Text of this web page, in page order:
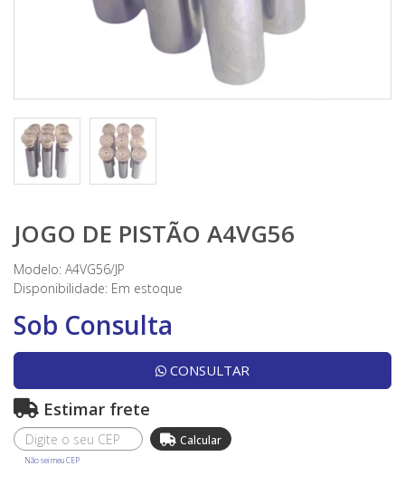
JOGO DE PISTÃO A4VG56
Modelo: A4VG56/JP
Disponibilidade: Em estoque
Sob Consulta
CONSULTAR
Estimar frete
Não sei meu CEP